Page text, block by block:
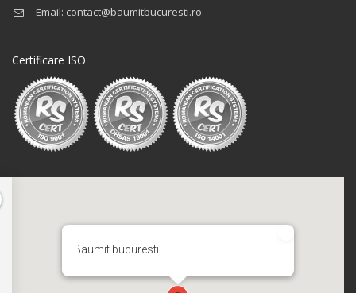
Email: contact@baumitbucuresti.ro
Certificare ISO
Baumit bucuresti